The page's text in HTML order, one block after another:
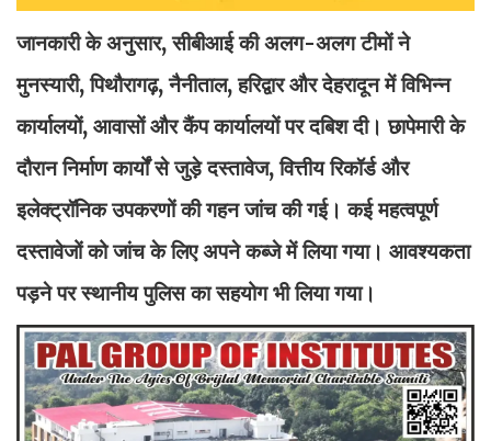
जानकारी के अनुसार, सीबीआई की अलग-अलग टीमों ने
मुनस्यारी, पिथौरागढ़, नैनीताल, हरिद्वार और देहरादून में विभिन्न
कार्यालयों, आवासों और कैंप कार्यालयों पर दबिश दी। छापेमारी के
दौरान निर्माण कार्यों से जुड़े दस्तावेज, वित्तीय रिकॉर्ड और
इलेक्ट्रॉनिक उपकरणों की गहन जांच की गई। कई महत्वपूर्ण
दस्तावेजों को जांच के लिए अपने कब्जे में लिया गया। आवश्यकता
पड़ने पर स्थानीय पुलिस का सहयोग भी लिया गया।